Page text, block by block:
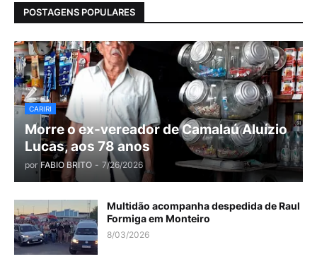
POSTAGENS POPULARES
CARIRI
Morre o ex-vereador de Camalaú Aluízio
Lucas, aos 78 anos
por FABIO BRITO - 7/26/2026
Multidão acompanha despedida de Raul
Formiga em Monteiro
8/03/2026